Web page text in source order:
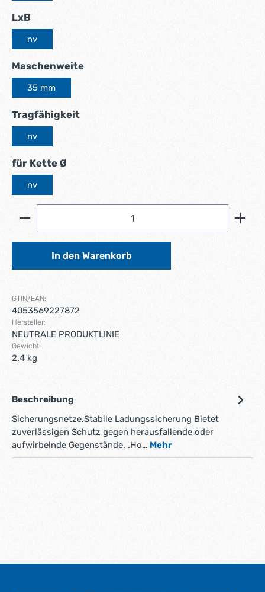
LxB
nv
Maschenweiteauswählen
35 mm
Tragfähigkeitauswählen
nv
für Kette Ø
nv
Produkt Anzahl: Gib den gewünschten Wert ein
In den Warenkorb
GTIN/EAN:
4053569227872
Hersteller:
NEUTRALE PRODUKTLINIE
Gewicht:
2.4 kg
Beschreibung
Sicherungsnetze.Stabile Ladungssicherung Bietet
zuverlässigen Schutz gegen herausfallende oder
aufwirbelnde Gegenstände. .Ho… Mehr